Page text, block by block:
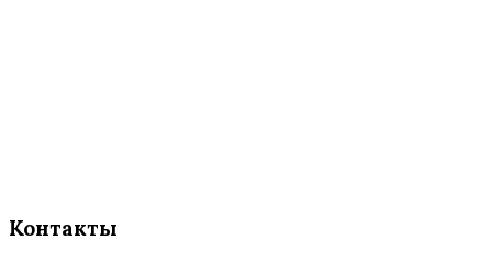
Контакты